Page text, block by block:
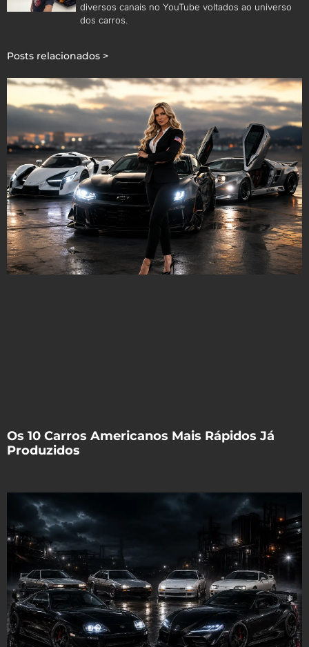
diversos canais no YouTube voltados ao universo
dos carros.
Posts relacionados >
Os 10 Carros Americanos Mais Rápidos Já
Produzidos